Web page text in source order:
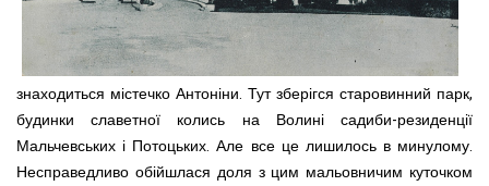
знаходиться містечко Антоніни. Тут зберігся старовинний парк,
будинки славетної колись на Волині садиби-резиденції
Мальчевських і Потоцьких. Але все це лишилось в минулому.
Несправедливо обійшлася доля з цим мальовничим куточком